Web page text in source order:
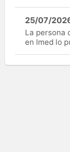
25/07/
La persona
en Imed lo